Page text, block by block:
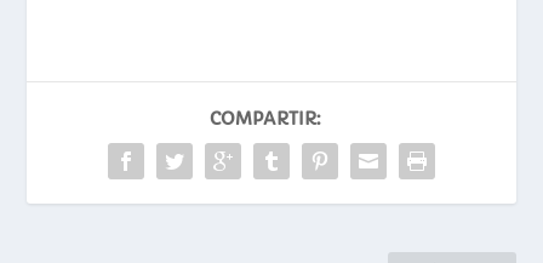
COMPARTIR: